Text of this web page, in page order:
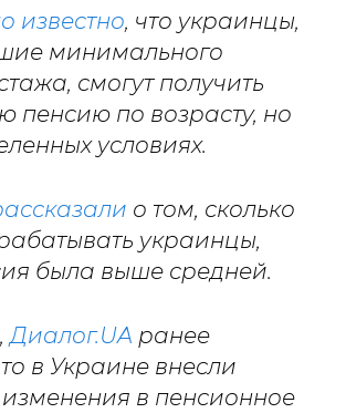
известно, что украинцы,
минимального
смогут получить
пенсию по возрасту, но
условиях.
о том, сколько
украинцы,
была выше средней.
Диалог.UA ранее
в Украине внесли
в пенсионное